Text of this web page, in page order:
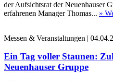
der Aufsichtsrat der Neuenhauser
erfahrenen Manager Thomas... »
Messen & Veranstaltungen |
Ein Tag voller Staunen:
Neuenhauser Gruppe